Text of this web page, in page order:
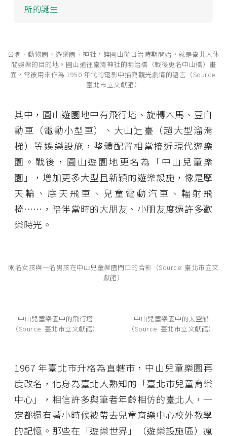
所的誕生
公園、動物園、遊樂園、神社，讓圓山從日治時期開始，就是臺北人休
閒娛樂的目的地。圓山通往臺灣神社的明治橋（戰後更名中山橋）畫
面，常被用來作為 1950 年代的電影中描寫觀光劇情的語言（Source:
臺北市立文獻館）
其中，圓山遊園地中有飛行塔、旋轉木馬、豆自
動車（電動小型車）、大山辷臺（超大型溜滑
梯）等娛樂設施，整體配置相當接近現代遊樂
園。戰後，圓山遊園地更名為「中山兒童樂
園」，增加更多大型且新穎的遊樂設施，像是摩
天輪、摩天飛車、兒童電動汽車、輻射飛
椅……，陪伴當時的大朋友、小朋友度過許多歡
樂時光。
兩名女孩與一名男孩在中山兒童樂園門口的合影（Source: 臺北市立文
獻館）
中山兒童樂園中的飛行塔
（Source: 臺北市立文獻館）
中山兒童樂園中的太空船
（Source: 臺北市立文獻館）
1967 年臺北市升格為直轄市，中山兒童樂園再
度改名，化身為臺北人熟知的「臺北市兒童育樂
中心」，相信許多與筆者年齡相仿的臺北人，一
定都還有著小時候被帶去兒童育樂中心校外教學
的記憶。那些在「遊樂世界」（遊樂設施區）瘋